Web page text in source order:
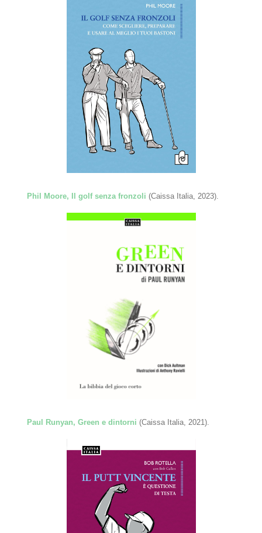
Phil Moore, Il golf senza fronzoli(Caissa Italia, 2023).
Paul Runyan, Green e dintorni (Caissa Italia, 2021).